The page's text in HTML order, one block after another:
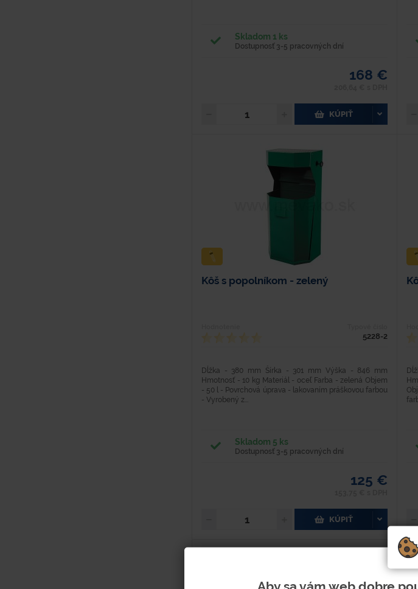
Skladom 1 ks
Dostupnosť 3-5 pracovných dní
168 €
KÚPIŤ
Kôš s popolníkom - zelený
5228-2
Dĺžka - 380 mm Šírka - 301 mm Výška - 846 mm
Hmotnosť - 10 kg Materiál - oceľ Farba - zelená Objem
- 50 l - Povrchová úprava - lakovaním práškovou farbou
- Vyrobený z...
Skladom 5 ks
Dostupnosť 3-5 pracovných dní
125 €
KÚPIŤ
Aby sa vám web dobre